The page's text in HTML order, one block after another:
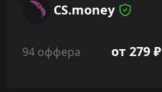
CS.money
94 оффера от 279 ₽